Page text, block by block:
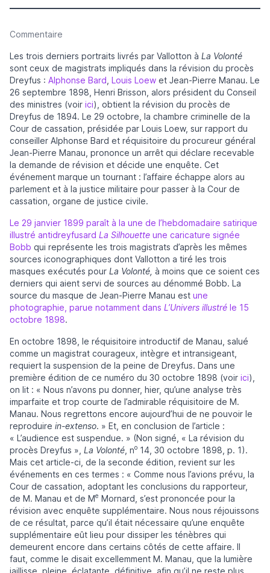
Commentaire
Les trois derniers portraits livrés par Vallotton à La Volonté
sont ceux de magistrats impliqués dans la révision du procès
Dreyfus : Alphonse Bard Louis Loew et Jean-Pierre Manau. Le
26 septembre 1898, Henri Brisson, alors président du Conseil
des ministres (voir ici), obtient la révision du procès de
Dreyfus de 1894. Le 29 octobre, la chambre criminelle de la
Cour de cassation, présidée par Louis Loew, sur rapport du
conseiller Alphonse Bard et réquisitoire du procureur général
Jean-Pierre Manau, prononce un arrêt qui déclare recevable
la demande de révision et décide une enquête. Cet
événement marque un tournant : l’affaire échappe alors au
parlement et à la justice militaire pour passer à la Cour de
cassation, organe de justice civile.
Le 29 janvier 1899 paraît à la une de l’hebdomadaire satirique
illustré antidreyfusard La Silhouette une caricature signée
Bobb qui représente les trois magistrats d’après les mêmes
sources iconographiques dont Vallotton a tiré les trois
masques exécutés pour La Volonté, à moins que ce soient ces
derniers qui aient servi de sources au dénommé Bobb. La
source du masque de Jean-Pierre Manau est une
photographie, parue notamment dans L’Univers illustré le 15
octobre 1898.
En octobre 1898, le réquisitoire introductif de Manau, salué
comme un magistrat courageux, intègre et intransigeant,
requiert la suspension de la peine de Dreyfus. Dans une
première édition de ce numéro du 30 octobre 1898 (voir ici),
on lit : « Nous n’avons pu donner, hier, qu’une analyse très
imparfaite et trop courte de l’admirable réquisitoire de M.
Manau. Nous regrettons encore aujourd’hui de ne pouvoir le
reproduire in-extenso. » Et, en conclusion de l’article :
« L’audience est suspendue. » (Non signé, « La révision du
procès Dreyfus », La Volonté , no 14, 30 octobre 1898, p. 1).
Mais cet article-ci, de la seconde édition, revient sur les
événements en ces termes : « Comme nous l’avions prévu, la
Cour de cassation, adoptant les conclusions du rapporteur,
de M. Manau et de Me Mornard, s’est prononcée pour la
révision avec enquête supplémentaire. Nous nous réjouissons
de ce résultat, parce qu’il était nécessaire qu’une enquête
supplémentaire eût lieu pour dissiper les ténèbres qui
demeurent encore dans certains côtés de cette affaire. Il
faut, comme le disait excellemment M. Manau, que la lumière
jaillisse, pleine, éclatante, définitive, afin qu’il ne reste plus